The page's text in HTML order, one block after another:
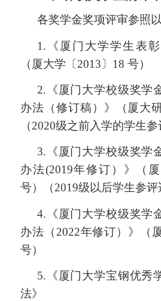
各奖学金奖项评审参照
1. 《厦门大学学生表
（厦大学〔2013〕18 号）
2. 《厦门大学校级奖学
办法（修订稿）》（厦大
（2020级之前入学的学生参
3. 《厦门大学校级奖学
办法(2019年修订）》（
号）（2019级以后学生参评
4. 《厦门大学校级奖学
办法（2022年修订）》（
号）
5. 《厦门大学宝钢优秀
法》